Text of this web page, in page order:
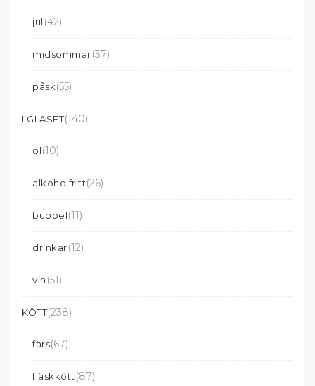
jul (42)
midsommar(37)
påsk(55)
I GLASET(140)
öl(10)
alkoholfritt(26)
bubbel(11)
drinkar(12)
vin (51)
KÖTT(238)
färs(67)
fläskkött(87)